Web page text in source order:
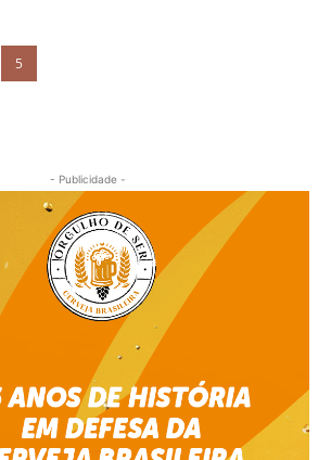
5
- Publicidade -